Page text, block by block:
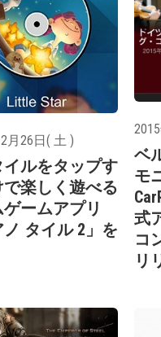
月26日( 土 )
ルをタップす
で楽しく遊べる
ゲームアプリ
ノ タイル 2」を
ベ
モ
式
コ
リ